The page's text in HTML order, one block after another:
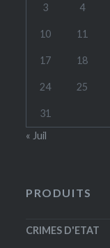
3 4
10 11
17 18
24 25
31
« Juil
PRODUITS
CRIMES D'ETAT